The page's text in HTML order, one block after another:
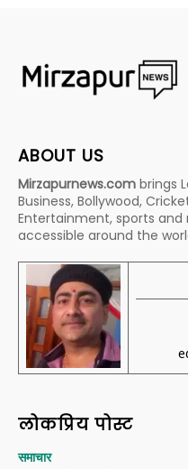
ABOUT US
Mirzapurnews.com brings
Business, Bollywood,
Entertainment, sports
accessible around the
लोकप्रिय पोस्ट
समाचार